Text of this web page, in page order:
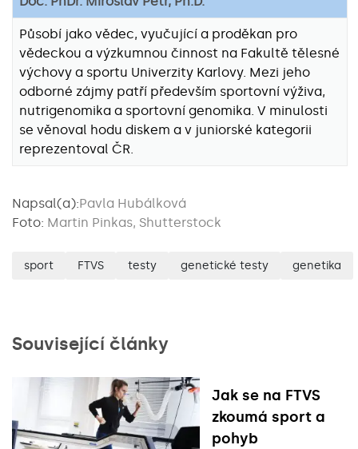
Působí jako vědec, vyučující a proděkan pro
vědeckou a výzkumnou činnost na Fakultě tělesné
výchovy a sportu Univerzity Karlovy. Mezi jeho
odborné zájmy patří především sportovní výživa,
nutrigenomika a sportovní genomika. V minulosti
se věnoval hodu diskem a v juniorské kategorii
reprezentoval ČR.
Napsal(a):Pavla Hubálková
Foto: Martin Pinkas, Shutterstock
sport FTVS testy genetické testy genetika
Související články
Jak se na FTVS
zkoumá sport a
pohyb